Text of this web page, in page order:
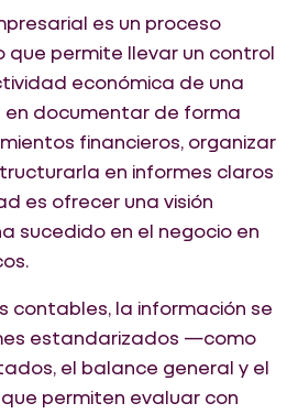
es un proceso
que permite llevar un control
económica de una
en documentar de forma
financieros, organizar
en informes claros
es ofrecer una visión
sucedido en el negocio en
contables, la información se
estandarizados —como
el balance general y el
permiten evaluar con